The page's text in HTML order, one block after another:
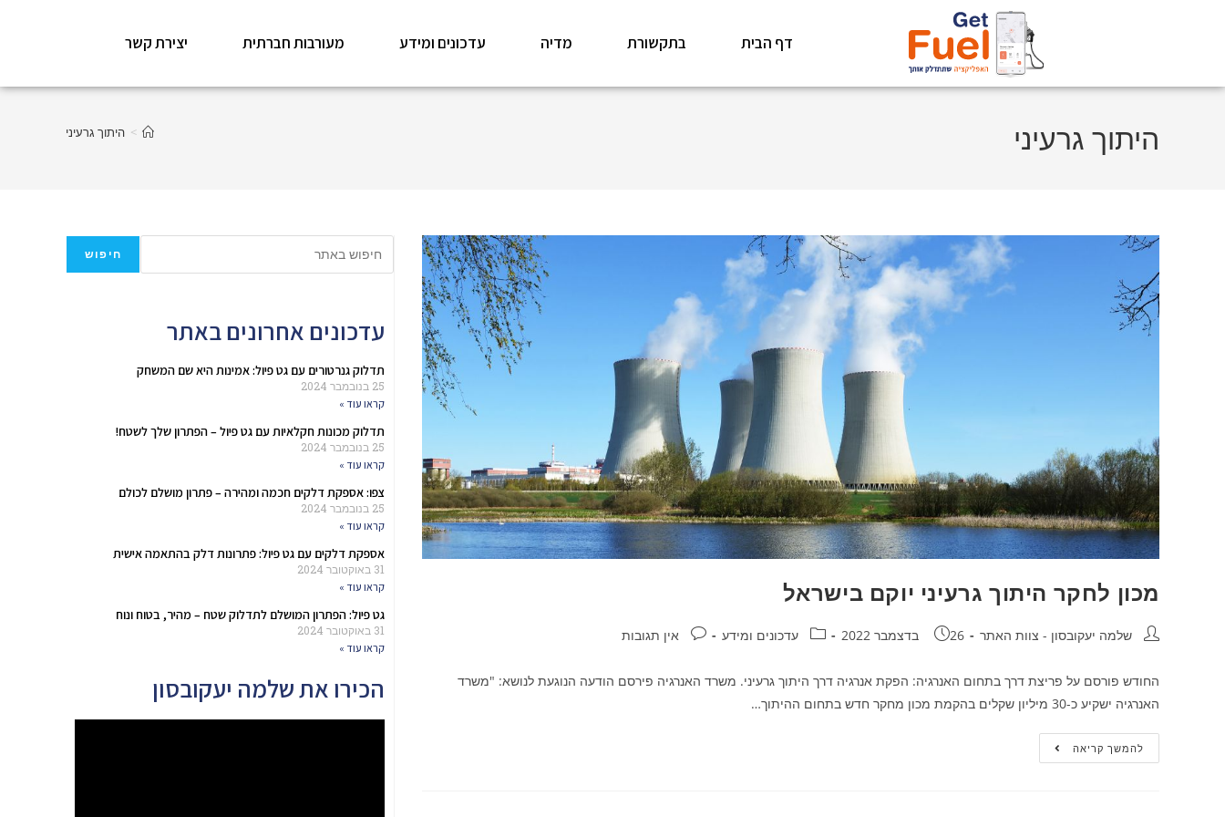
דף הבית בתקשורת מדיה עדכונים ומידע מעורבות חברתית יצירת קשר
היתוך גרעיני > היתוך גרעיני
מכון לחקר היתוך גרעיני יוקם בישראל
שלמה יעקובסון - צוות האתר 26 בדצמבר 2022 עדכונים ומידע אין תגובות
החודש פורסם על פריצת דרך בתחום האנרגיה: הפקת אנרגיה דרך היתוך גרעיני. משרד האנרגיה פירסם הודעה הנוגעת לנושא: "משרד
האנרגיה ישקיע כ-30 מיליון שקלים בהקמת מכון מחקר חדש בתחום ההיתוך…
להמשך קריאה
חיפוש
עדכונים אחרונים באתר
תדלוק גנרטורים עם גט פיול: אמינות היא שם המשחק
25 בנובמבר 2024
קראו עוד »
תדלוק מכונות חקלאיות עם גט פיול – הפתרון שלך לשטח!
25 בנובמבר 2024
קראו עוד »
צפו: אספקת דלקים חכמה ומהירה – פתרון מושלם לכולם
25 בנובמבר 2024
קראו עוד »
אספקת דלקים עם גט פיול: פתרונות דלק בהתאמה אישית
31 באוקטובר 2024
קראו עוד »
גט פיול: הפתרון המושלם לתדלוק שטח – מהיר, בטוח ונוח
31 באוקטובר 2024
קראו עוד »
הכירו את שלמה יעקובסון